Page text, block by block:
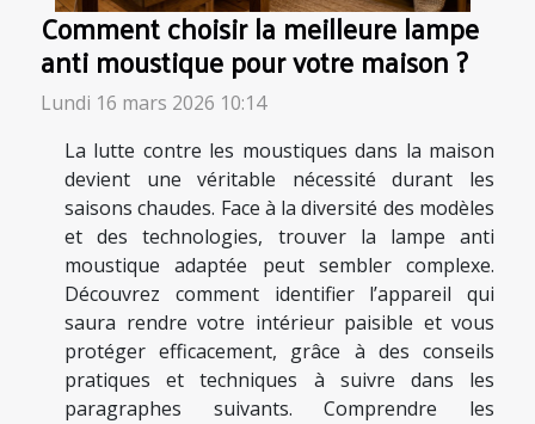
Comment choisir la meilleure lampe
anti moustique pour votre maison ?
Lundi 16 mars 2026 10:14
La lutte contre les moustiques dans la maison
devient une véritable nécessité durant les
saisons chaudes. Face à la diversité des modèles
et des technologies, trouver la lampe anti
moustique adaptée peut sembler complexe.
Découvrez comment identifier l’appareil qui
saura rendre votre intérieur paisible et vous
protéger efficacement, grâce à des conseils
pratiques et techniques à suivre dans les
paragraphes suivants. Comprendre les